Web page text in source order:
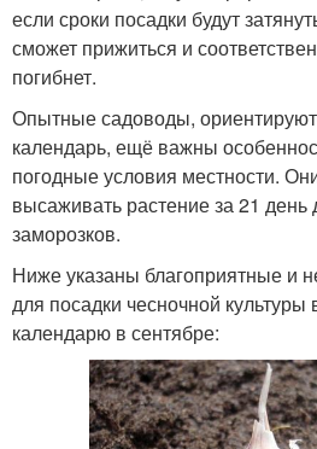
если сроки посадки будут
сможет прижиться и
погибнет.
Опытные садоводы,
календарь, ещё важны
погодные условия местности.
высаживать растение за 21
заморозков.
Ниже указаны благоприятные и
для посадки чесночной
календарю в сентябре: